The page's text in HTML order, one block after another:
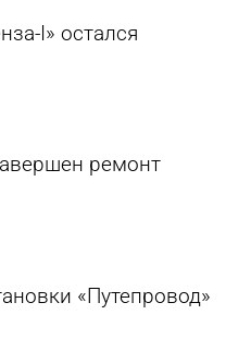
I» остался
ремонт
«Путепровод»